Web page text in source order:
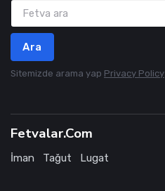
Ara
Sitemizde arama yap Privacy Policy
Fetvalar.Com
İman Tağut Lugat